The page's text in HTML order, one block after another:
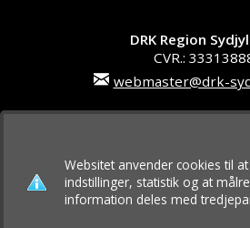
DRK Region
CVR.:
webmaster@drk-
Der kan betales med: Dankort,
VISA Electron,
Websitet anvender cookies til
indstillinger, statistik og at
information deles med